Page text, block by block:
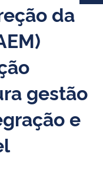
da
gestão
e